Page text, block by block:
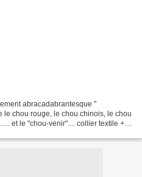
abracadabrantesque "
le chou rouge, le chou chinois, le chou
et le "chou-venir".... collier textile +